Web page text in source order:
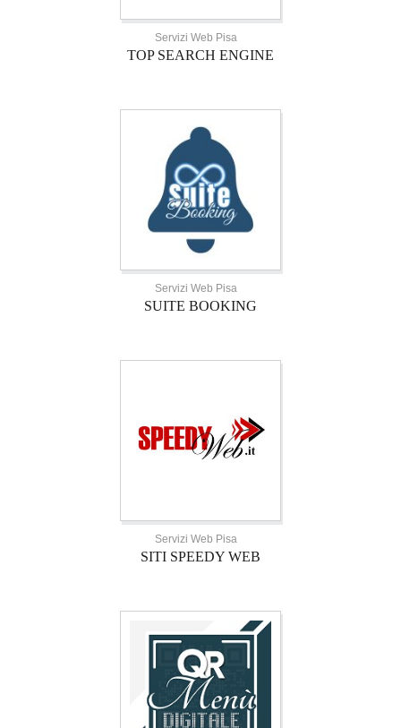
Servizi Web Pisa
TOP SEARCH ENGINE
Servizi Web Pisa
SUITE BOOKING
Servizi Web Pisa
SITI SPEEDY WEB